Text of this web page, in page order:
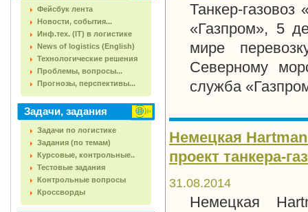
Фейсбук лента
Новости, события...
Инф.тех. (IT) в логистике
News of logistics (English)
Технологические решения
Проблемы, вопросы...
Прогнозы, перспективы...
Задачи, задания
Задачи по логистике
Задания (по темам)
Курсовые, контрольные..
Тестовые задания
Контрольные вопросы
Кроссворды
Танкер-
«Газпром», 5
мире
Северному
служба
Немецкая
проект танкера-
31.08.2014
Немецкая